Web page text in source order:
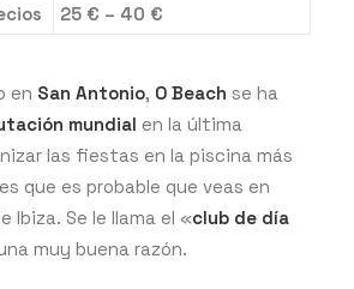
25 € – 40 €
en San Antonio, O Beach se ha
mundial en la última
las fiestas en la piscina más
que es probable que veas en
Ibiza. Se le llama el «club de día
muy buena razón.